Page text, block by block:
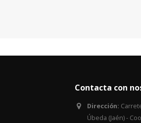
Contacta con
Dirección:
Úbeda (Jaén) -